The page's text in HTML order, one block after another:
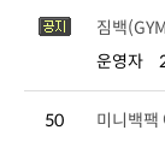
짐백
운영자
50
미니백팩